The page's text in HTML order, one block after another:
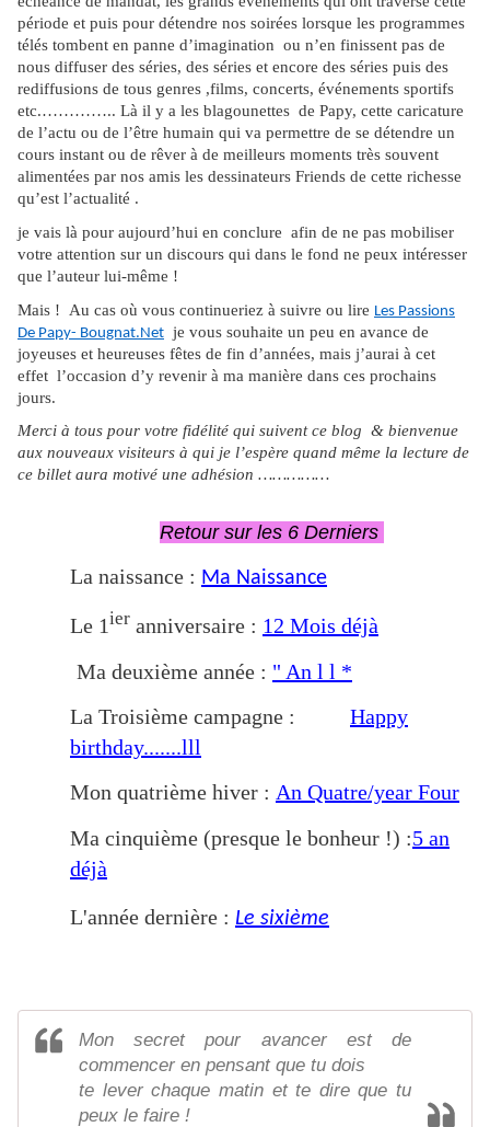
période et puis pour détendre nos soirées lorsque les programmes
télés tombent en panne d’imagination ou n’en finissent pas de
nous diffuser des séries, des séries et encore des séries puis des
rediffusions de tous genres ,films, concerts, événements sportifs
etc.………….. Là il y a les blagounettes de Papy, cette caricature
de l’actu ou de l’être humain qui va permettre de se détendre un
cours instant ou de rêver à de meilleurs moments très souvent
alimentées par nos amis les dessinateurs Friends de cette richesse
qu’est l’actualité .
je vais là pour aujourd’hui en conclure afin de ne pas mobiliser
votre attention sur un discours qui dans le fond ne peux intéresser
que l’auteur lui-même !
Mais ! Au cas où vous continueriez à suivre ou lire Les Passions
De Papy- Bougnat.Net je vous souhaite un peu en avance de
joyeuses et heureuses fêtes de fin d’années, mais j’aurai à cet
effet l’occasion d’y revenir à ma manière dans ces prochains
jours.
Merci à tous pour votre fidélité qui suivent ce blog & bienvenue
aux nouveaux visiteurs à qui je l’espère quand même la lecture de
ce billet aura motivé une adhésion ……………
Retour sur les 6 Derniers
La naissance : Ma Naissance
Le 1ier anniversaire : 12 Mois déjà
Ma deuxième année : " An l l *
La Troisième campagne :
Happy
birthday.......lll
Mon quatrième hiver : An Quatre/year Four
Ma cinquième (presque le bonheur !) :5 an
déjà
L'année dernière : Le sixième
Mon secret pour avancer est de
commencer en pensant que tu dois
te lever chaque matin et te dire que tu
peux le faire !